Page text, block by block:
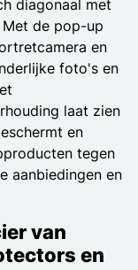
diagonaal met
de pop-up
en
foto's en
laat zien
en
tegen
aanbiedingen en
van
en